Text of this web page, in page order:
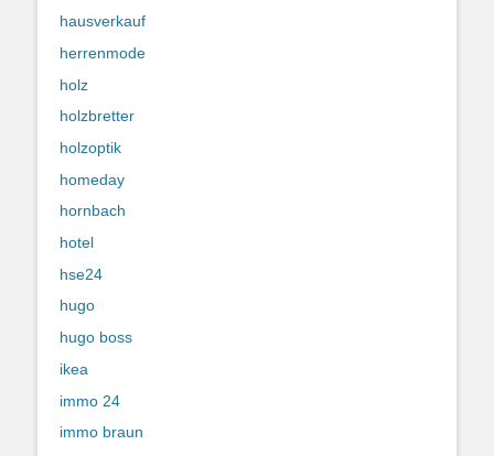
hausverkauf
herrenmode
holz
holzbretter
holzoptik
homeday
hornbach
hotel
hse24
hugo
hugo boss
ikea
immo 24
immo braun